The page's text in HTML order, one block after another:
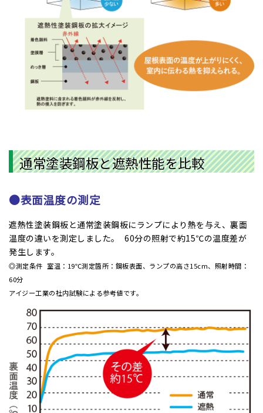
通常塗装鋼板と遮熱性能を比較
●表面温度の測定
遮熱性塗装鋼板と通常塗装鋼板にランプにより熱を与え、裏面
温度の違いを測定しました。 60分の照射で約15℃の温度差が
発生します。
◎測定条件 室温：19℃測定箇所：鋼板表面、ランプの高さ15cm、照射時間：
60分
アイジー工業の社内試験による参考値です。